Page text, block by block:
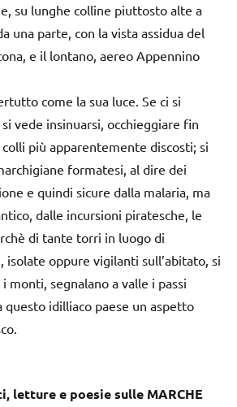
su lunghe colline piuttosto alte a
una parte, con la vista assidua del
e il lontano, aereo Appennino
come la sua luce. Se ci si
vede insinuarsi, occhieggiare fin
più apparentemente discosti; si
formatesi, al dire dei
e quindi sicure dalla malaria, ma
dalle incursioni piratesche, le
di tante torri in luogo di
isolate oppure vigilanti sull’abitato, si
monti, segnalano a valle i passi
questo idilliaco paese un aspetto
letture e poesie sulle MARCHE